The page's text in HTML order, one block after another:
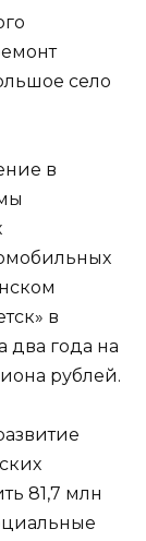
село
в
в
два года на
рублей.
81,7 млн